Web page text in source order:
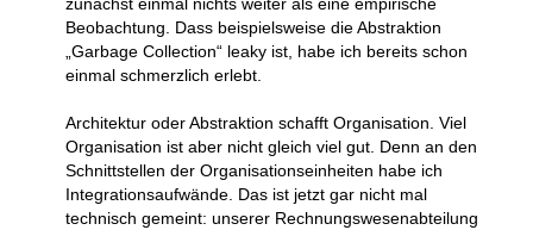
Beobachtung. Dass beispielsweise die Abstraktion
„Garbage Collection“ leaky ist, habe ich bereits schon
einmal schmerzlich erlebt.
Architektur oder Abstraktion schafft Organisation. Viel
Organisation ist aber nicht gleich viel gut. Denn an den
Schnittstellen der Organisationseinheiten habe ich
Integrationsaufwände. Das ist jetzt gar nicht mal
technisch gemeint: unserer Rechnungswesenabteilung